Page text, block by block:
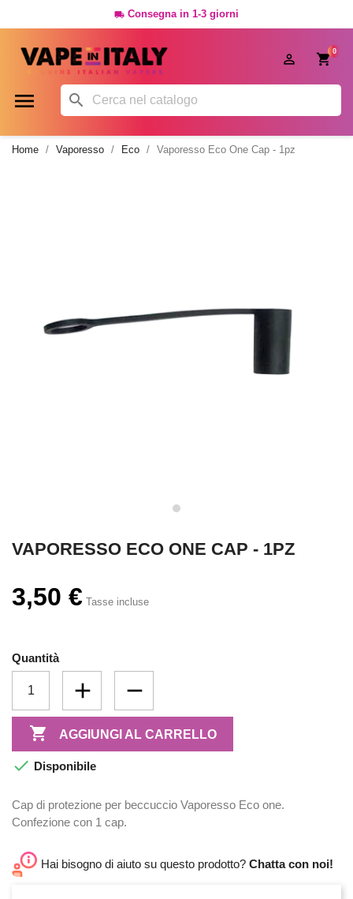
 Consegna in 1-3 giorni
0

 
Home Vaporesso Eco Vaporesso Eco One Cap - 1pz
VAPORESSO ECO ONE CAP - 1PZ
3,50 € Tasse incluse
Quantità
 AGGIUNGI AL CARRELLO
 Disponibile
Cap di protezione per beccuccio Vaporesso Eco one.
Confezione con 1 cap.
Hai bisogno di aiuto su questo prodotto? Chatta con noi!